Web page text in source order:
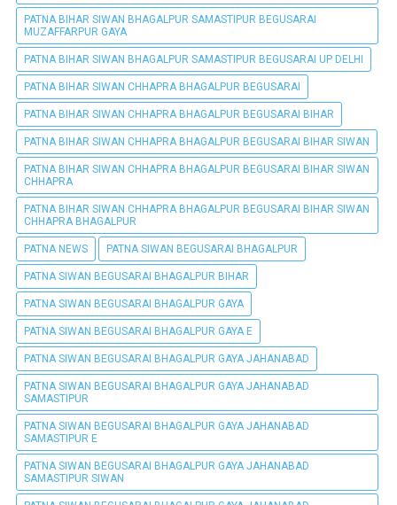
PATNA BIHAR SIWAN BHAGALPUR SAMASTIPUR BEGUSARAI
MUZAFFARPUR GAYA
PATNA BIHAR SIWAN BHAGALPUR SAMASTIPUR BEGUSARAI UP DELHI
PATNA BIHAR SIWAN CHHAPRA BHAGALPUR BEGUSARAI
PATNA BIHAR SIWAN CHHAPRA BHAGALPUR BEGUSARAI BIHAR
PATNA BIHAR SIWAN CHHAPRA BHAGALPUR BEGUSARAI BIHAR SIWAN
PATNA BIHAR SIWAN CHHAPRA BHAGALPUR BEGUSARAI BIHAR SIWAN
CHHAPRA
PATNA BIHAR SIWAN CHHAPRA BHAGALPUR BEGUSARAI BIHAR SIWAN
CHHAPRA BHAGALPUR
PATNA NEWS PATNA SIWAN BEGUSARAI BHAGALPUR
PATNA SIWAN BEGUSARAI BHAGALPUR BIHAR
PATNA SIWAN BEGUSARAI BHAGALPUR GAYA
PATNA SIWAN BEGUSARAI BHAGALPUR GAYA E
PATNA SIWAN BEGUSARAI BHAGALPUR GAYA JAHANABAD
PATNA SIWAN BEGUSARAI BHAGALPUR GAYA JAHANABAD
SAMASTIPUR
PATNA SIWAN BEGUSARAI BHAGALPUR GAYA JAHANABAD
SAMASTIPUR E
PATNA SIWAN BEGUSARAI BHAGALPUR GAYA JAHANABAD
SAMASTIPUR SIWAN